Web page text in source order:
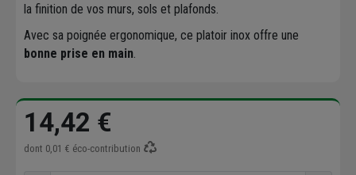
la finition de vos murs, sols et plafonds.
Avec sa poignée ergonomique, ce platoir inox offre une
bonne prise en main.
14,42 €
dont 0,01 € éco-contribution